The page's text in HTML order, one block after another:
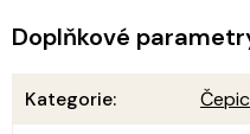
Doplňkové
Kategorie: